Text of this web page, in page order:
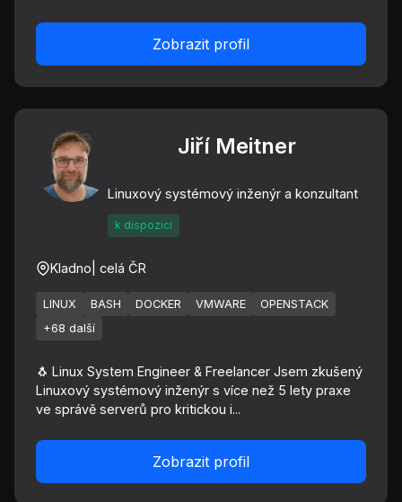
Zobrazit profil
Jiří Meitner
Linuxový systémový inženýr a konzultant
k dispozici
Kladno | celá ČR
LINUX BASH DOCKER VMWARE
OPENSTACK
+68 další
🐧 Linux System Engineer & Freelancer Jsem zkušený
Linuxový systémový inženýr s více než 5 lety praxe
ve správě serverů pro kritickou i...
Zobrazit profil